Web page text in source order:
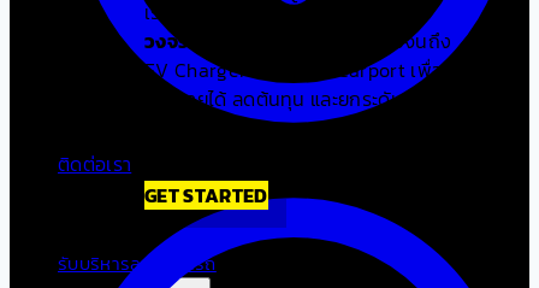
เราออกแบบ – ติดตั้ง – ดูแล
วงจรตั้งแต่ระบบไม้กั้นอัจฉริยะไปจนถึง
EV Charger และ Solar Carport เพื่อ
เพิ่มรายได้ ลดต้นทุน และยกระดับ
ประสบการณ์จอดรถของลูกค้าคุณ
GET STARTED
รับบริหารลานจอดรถ
ติดต่อเรา